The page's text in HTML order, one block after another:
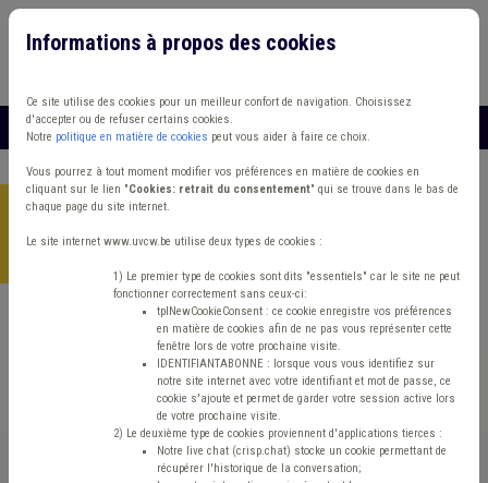
Accueil >Formations>Catalogue en ligne
contrat article 60 : (re)penser le dispositif et
La mise sous contrat
article 60 : (re)penser
Informations à propos des cookies
Ce site utilise des cookies pour un meilleur confort de navigation. Choisissez
d'accepter ou de refuser certains cookies.
Notre politique en matière de cookies peut vous aider à faire ce choix.
Vous pourrez à tout moment modifier vos préférences en matière de cookies en
cliquant sur le lien "Cookies: retrait du consentement" qui se trouve dans le bas de
chaque page du site internet.
Le site internet www.uvcw.be utilise deux types de cookies :
1) Le premier type de cookies sont dits "essentiels" car le site ne peut
fonctionner correctement sans ceux-ci:
tplNewCookieConsent : ce cookie enregistre vos préférences
en matière de cookies afin de ne pas vous représenter cette
fenêtre lors de votre prochaine visite.
IDENTIFIANTABONNE : lorsque vous vous identifiez sur
notre site internet avec votre identifiant et mot de passe, ce
cookie s'ajoute et permet de garder votre session active lors
de votre prochaine visite.
2) Le deuxième type de cookies proviennent d'applications tierces :
Notre live chat (crisp.chat) stocke un cookie permettant de
récupérer l'historique de la conversation;